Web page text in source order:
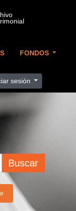
FONDOS
sesión
Buscar